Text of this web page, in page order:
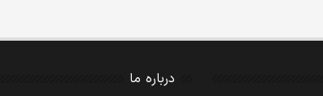
درباره ما